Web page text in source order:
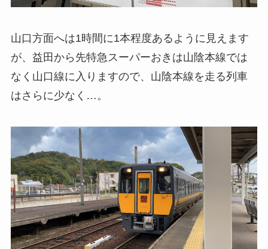
山口方面へは1時間に1本程度あるように見えます
が、益田から先特急スーパーおきは山陰本線では
なく山口線に入りますので、山陰本線を走る列車
はさらに少なく…。